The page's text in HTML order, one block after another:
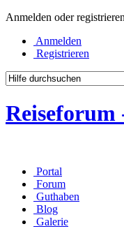
Anmelden oder
Anmelden
Registrieren
Reiseforum
Portal
Forum
Guthaben
Blog
Galerie